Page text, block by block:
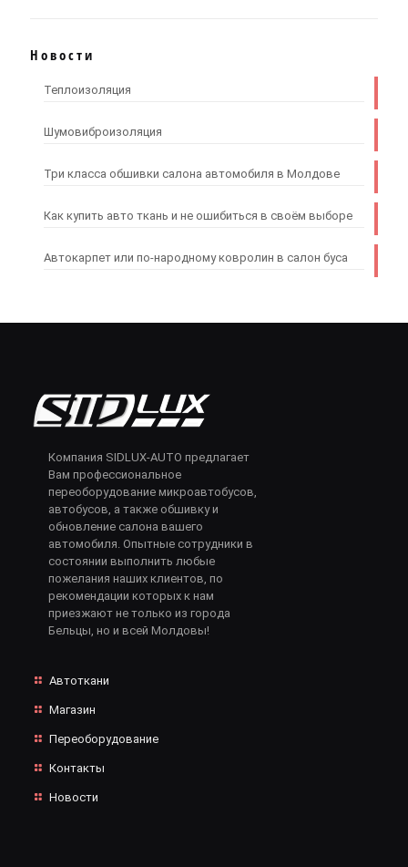
Новости
Теплоизоляция
Шумовиброизоляция
Три класса обшивки салона автомобиля в Молдове
Как купить авто ткань и не ошибиться в своём выборе
Автокарпет или по-народному ковролин в салон буса
Компания SIDLUX-AUTO предлагает
Вам профессиональное
переоборудование микроавтобусов,
автобусов, а также обшивку и
обновление салона вашего
автомобиля. Опытные сотрудники в
состоянии выполнить любые
пожелания наших клиентов, по
рекомендации которых к нам
приезжают не только из города
Бельцы, но и всей Молдовы!
Автоткани
Магазин
Переоборудование
Контакты
Новости